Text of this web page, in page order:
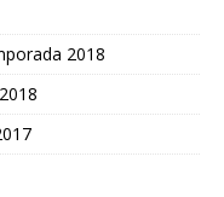
2018